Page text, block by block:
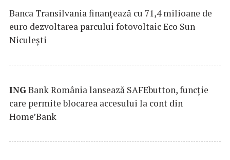
Banca Transilvania finanțează cu 71,4 milioane de
euro dezvoltarea parcului fotovoltaic Eco Sun
Niculești
INGBank România lansează SAFEbutton, funcţie
care permite blocarea accesului la cont din
Home’Bank